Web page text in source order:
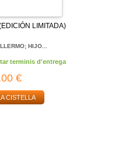
LIMITADA)
HIJO...
terminis d'entrega
€
CISTELLA